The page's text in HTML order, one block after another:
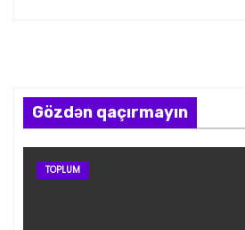
Gözdən qaçırmayın
TOPLUM